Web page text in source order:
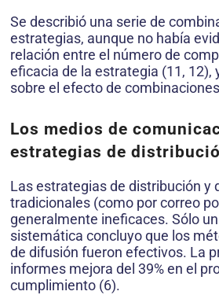
Se describió una serie de
estrategias, aunque no había
relación entre el número de
eficacia de la estrategia (11, 12),
sobre el efecto de
Los medios de
estrategias de
Las estrategias de distribución y
tradicionales (como por correo
generalmente ineficaces. Sólo
sistemática concluyo que los
de difusión fueron efectivos. La
informes mejora del 39% en el
cumplimiento (6).